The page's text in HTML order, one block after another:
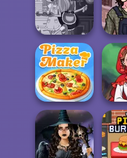
My Christmas
Party Prep
Into
Devilish Cooking
The Pizza Maker
Little